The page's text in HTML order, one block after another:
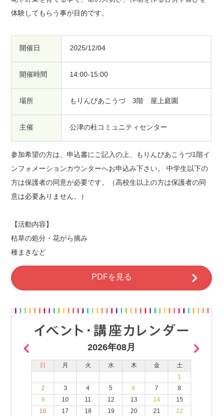
体験してもらう事が目的です。
開催日 2025/12/04
開催時間 14:00-15:00
場所 もりんぴあこうづ 3階 屋上庭園
主催 公津の杜コミュニティセンター
参加希望の方は、申込書にご記入の上、もりんぴあこうづ1階イ
ンフォメーションカウンターへお申込み下さい。 中学生以下の
方は保護者の同意が必要です。（高校生以上の方は保護者の同
意は必要ありません。）
【活動内容】
枯草の処分・花がら摘み
種まきなど
PDFを見る
2026年08月
日 月 火 水 木 金
土
1
2
3 4 5 6 7
8
9
10 11 12 13 14
15
16
17 18 19 20 21
22